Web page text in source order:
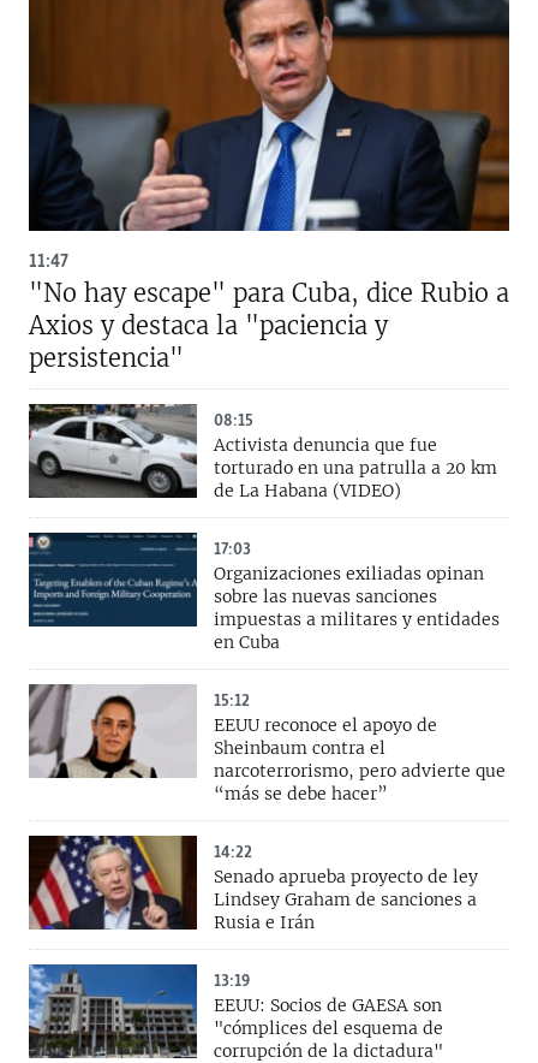
11:47
"No hay escape" para Cuba, dice Rubio a
Axios y destaca la "paciencia y
persistencia"
08:15
Activista denuncia que fue
torturado en una patrulla a 20 km
de La Habana (VIDEO)
17:03
Organizaciones exiliadas opinan
sobre las nuevas sanciones
impuestas a militares y entidades
en Cuba
15:12
EEUU reconoce el apoyo de
Sheinbaum contra el
narcoterrorismo, pero advierte que
“más se debe hacer”
14:22
Senado aprueba proyecto de ley
Lindsey Graham de sanciones a
Rusia e Irán
13:19
EEUU: Socios de GAESA son
"cómplices del esquema de
corrupción de la dictadura"